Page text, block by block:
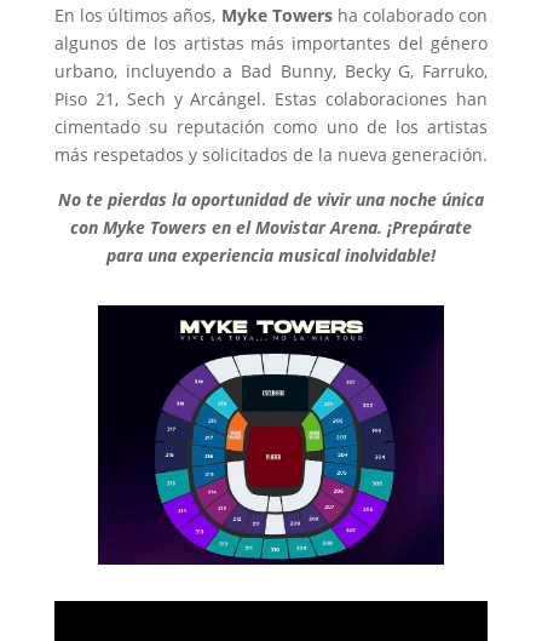
En los últimos años, Myke Towersha colaborado con
algunos de los artistas más importantes del género
urbano, incluyendo a Bad Bunny, Becky G, Farruko,
Piso 21, Sech y Arcángel. Estas colaboraciones han
cimentado su reputación como uno de los artistas
más respetados y solicitados de la nueva generación.
No te pierdas la oportunidad de vivir una noche única
con Myke Towers en el Movistar Arena. ¡Prepárate
para una experiencia musical inolvidable!